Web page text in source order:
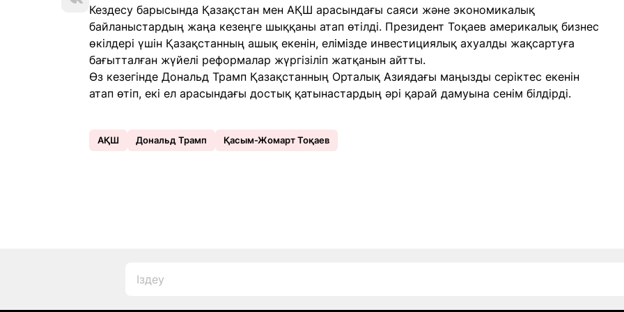
Кездесу барысында Қазақстан мен АҚШ арасындағы саяси және экономикалық
байланыстардың жаңа кезеңге шыққаны атап өтілді. Президент Тоқаев америкалық бизнес
өкілдері үшін Қазақстанның ашық екенін, елімізде инвестициялық ахуалды жақсартуға
бағытталған жүйелі реформалар жүргізіліп жатқанын айтты.
Өз кезегінде Дональд Трамп Қазақстанның Орталық Азиядағы маңызды серіктес екенін
атап өтіп, екі ел арасындағы достық қатынастардың әрі қарай дамуына сенім білдірді.
АҚШ Дональд Трамп Қасым-Жомарт Тоқаев